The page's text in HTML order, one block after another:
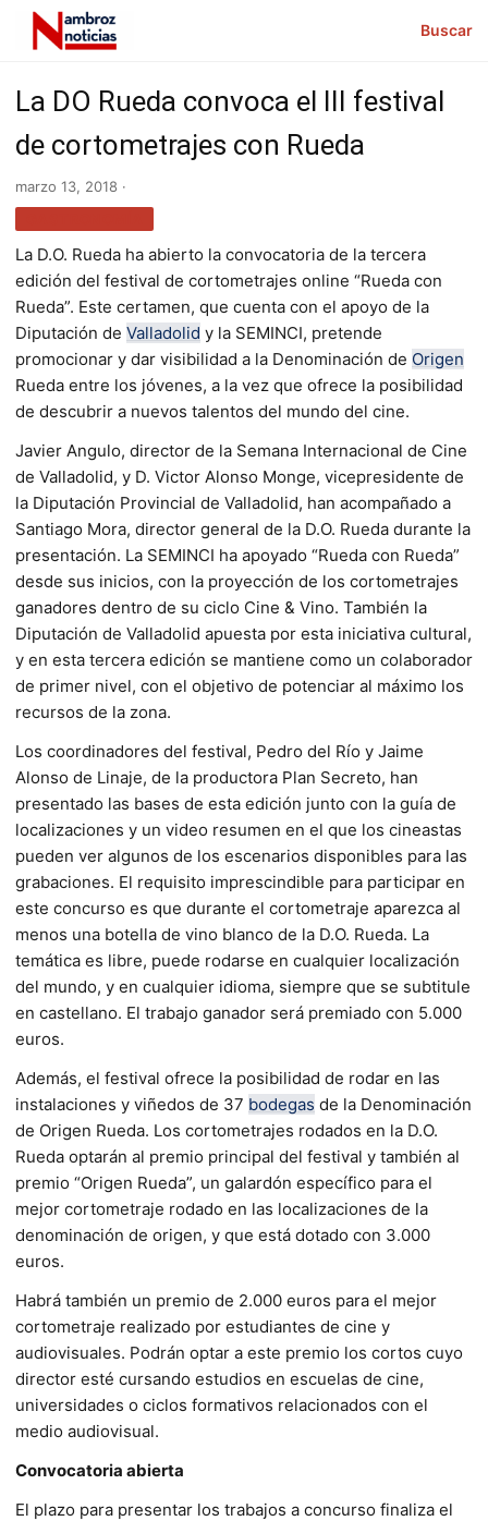
Buscar
La DO Rueda convoca el III festival
de cortometrajes con Rueda
marzo 13, 2018 ·
La D.O. Rueda ha abierto la convocatoria de la tercera
edición del festival de cortometrajes online “Rueda con
Rueda”. Este certamen, que cuenta con el apoyo de la
Diputación de Valladolid y la SEMINCI, pretende
promocionar y dar visibilidad a la Denominación de Origen
Rueda entre los jóvenes, a la vez que ofrece la posibilidad
de descubrir a nuevos talentos del mundo del cine.
Javier Angulo, director de la Semana Internacional de Cine
de Valladolid, y D. Victor Alonso Monge, vicepresidente de
la Diputación Provincial de Valladolid, han acompañado a
Santiago Mora, director general de la D.O. Rueda durante la
presentación. La SEMINCI ha apoyado “Rueda con Rueda”
desde sus inicios, con la proyección de los cortometrajes
ganadores dentro de su ciclo Cine & Vino. También la
Diputación de Valladolid apuesta por esta iniciativa cultural,
y en esta tercera edición se mantiene como un colaborador
de primer nivel, con el objetivo de potenciar al máximo los
recursos de la zona.
Los coordinadores del festival, Pedro del Río y Jaime
Alonso de Linaje, de la productora Plan Secreto, han
presentado las bases de esta edición junto con la guía de
localizaciones y un video resumen en el que los cineastas
pueden ver algunos de los escenarios disponibles para las
grabaciones. El requisito imprescindible para participar en
este concurso es que durante el cortometraje aparezca al
menos una botella de vino blanco de la D.O. Rueda. La
temática es libre, puede rodarse en cualquier localización
del mundo, y en cualquier idioma, siempre que se subtitule
en castellano. El trabajo ganador será premiado con 5.000
euros.
Además, el festival ofrece la posibilidad de rodar en las
instalaciones y viñedos de 37 bodegas de la Denominación
de Origen Rueda. Los cortometrajes rodados en la D.O.
Rueda optarán al premio principal del festival y también al
premio “Origen Rueda”, un galardón específico para el
mejor cortometraje rodado en las localizaciones de la
denominación de origen, y que está dotado con 3.000
euros.
Habrá también un premio de 2.000 euros para el mejor
cortometraje realizado por estudiantes de cine y
audiovisuales. Podrán optar a este premio los cortos cuyo
director esté cursando estudios en escuelas de cine,
universidades o ciclos formativos relacionados con el
medio audiovisual.
Convocatoria abierta
El plazo para presentar los trabajos a concurso finaliza el